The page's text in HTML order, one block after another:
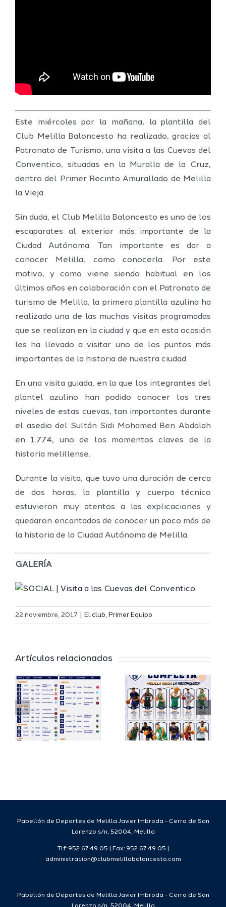
Este miércoles por la mañana, la plantilla del
Club Melilla Baloncesto ha realizado, gracias al
Patronato de Turismo, una visita a las Cuevas del
Conventico, situadas en la Muralla de la Cruz,
dentro del Primer Recinto Amurallado de Melilla
la Vieja.
Sin duda, el Club Melilla Baloncesto es uno de los
escaparates al exterior más importante de la
Ciudad Autónoma. Tan importante es dar a
conocer Melilla, como conocerla. Por este
motivo, y como viene siendo habitual en los
últimos años en colaboración con el Patronato de
turismo de Melilla, la primera plantilla azulina ha
realizado una de las muchas visitas programadas
que se realizan en la ciudad y que en esta ocasión
les ha llevado a visitar uno de los puntos más
importantes de la historia de nuestra ciudad.
En una visita guiada, en la que los integrantes del
plantel azulino han podido conocer los tres
niveles de estas cuevas, tan importantes durante
el asedio delSultán Sidi Mohamed Ben Abdalah
en 1.774, uno de los momentos claves de la
historia melillense.
Durante la visita, que tuvo una duración de cerca
de dos horas, la plantilla y cuerpo técnico
estuvieron muy atentos a las explicaciones y
quedaron encantados de conocer un poco más de
la historia de la Ciudad Autónoma de Melilla.
GALERÍA
22 noviembre, 2017 El club, Primer Equipo
Artículos relacionados
El Melilla
del
Deporte
completa
su
proyecto
Definidos
FEB y la
Copa
España
FEB para
2026/27
Pabellón de Deportes de Melilla Javier Imbroda - Cerro de San
Lorenzo s/n, 52004, Melilla
Tlf: 952 67 49 05 | Fax: 952 67 49 05 |
administracion@clubmelillabaloncesto.com
Pabellón de Deportes de Melilla Javier Imbroda - Cerro de San